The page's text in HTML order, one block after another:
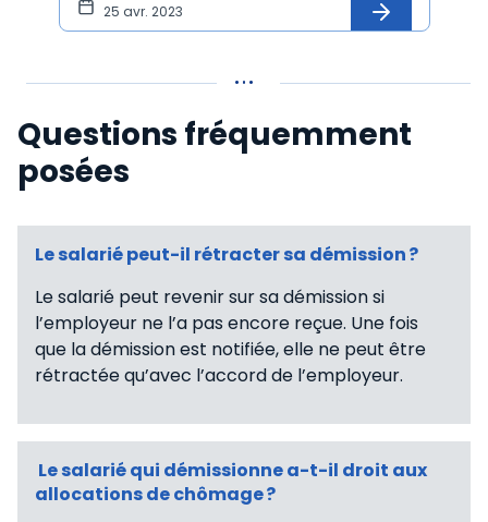
25 avr. 2023
Questions fréquemment
posées
Le salarié peut-il rétracter sa démission ?
Le salarié peut revenir sur sa démission si
l’employeur ne l’a pas encore reçue. Une fois
que la démission est notifiée, elle ne peut être
rétractée qu’avec l’accord de l’employeur.
Le salarié qui démissionne a-t-il droit aux
allocations de chômage ?